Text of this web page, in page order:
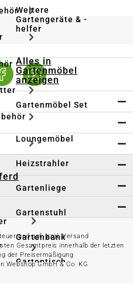
Weitere
Gartengeräte & -
helfer
Alles in
Gartenmöbel
anzeigen
Gartenmöbel Set
Loungemöbel
Heizstrahler
Gartenliege
Gartenstuhl
Gartenbank
Gartentisch
und ggf. zzgl. Versand
Gesamtpreis innerhalb der letzten
der Preisermäßigung
Webshop GmbH & Co. KG